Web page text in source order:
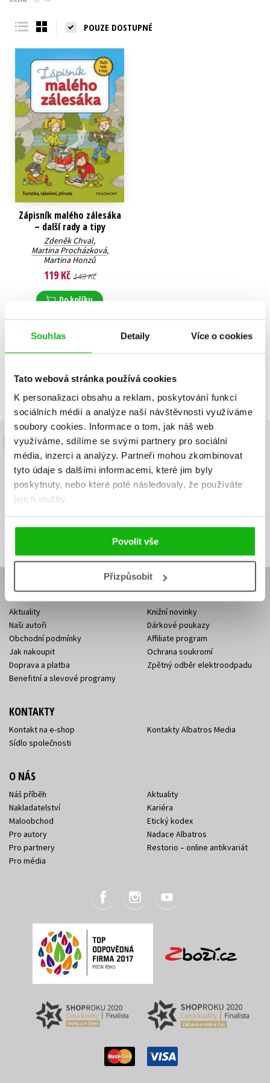
Souhlas Detaily Více o cookies
Tato webová stránka používá cookies
K personalizaci obsahu a reklam, poskytování funkcí
sociálních médií a analýze naší návštěvnosti využíváme
soubory cookies. Informace o tom, jak náš web
využíváme, sdílíme se svými partnery pro sociální
média, inzerci a analýzy. Partneři mohou zkombinovat
tyto údaje s dalšími informacemi, které jim byly
poskytnuty, nebo které poté následovaly, že používáte
jejich služby.
Povolit vše
Přizpůsobit
Young adult (SK)
POUZE DOSTUPNÉ
Zápisník malého zálesáka
– další rady a tipy
Zdeněk Chval,
Martina Procházková,
Martina Honzů
119 Kč 149 Kč
Do košíku
Předchozí 1 Další
Budete to vědět jako první!
Zajímá Vás, jaký knižní hit právě vychází, na jaké zboží je výhodná
sleva, jaká běží soutěž o ceny? Přihlášením k odběru našich e-
mailových novinek
Vaše e-
mailová
Vaše e-
mailová
Vaše e-mailová adresa Přihlásit se
E-SHOP
Aktuality
Naši autoři
Obchodní podmínky
Jak nakoupit
Doprava a platba
Benefitní a slevové programy
Knižní novinky
Dárkové poukazy
Affiliate program
Ochrana soukromí
Zpětný odběr elektroodpadu
KONTAKTY
Kontakt na e-shop
Sídlo společnosti
Kontakty Albatros Media
O NÁS
Náš příběh
Nakladatelství
Maloobchod
Pro autory
Pro partnery
Pro média
Aktuality
Kariéra
Etický kodex
Nadace Albatros
Restorio – online antikvariát